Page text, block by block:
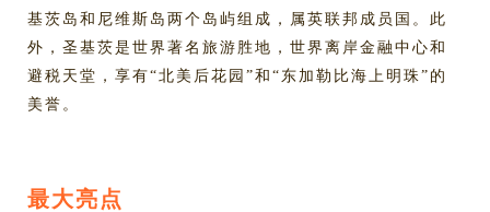
基茨岛和尼维斯岛两个岛屿组成，属英联邦成员国。此
外，圣基茨是世界著名旅游胜地，世界离岸金融中心和
避税天堂，享有“北美后花园”和“东加勒比海上明珠”的
美誉。
最大亮点